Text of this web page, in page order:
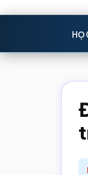
-
Học
toán,
toán,
Sách
khoa